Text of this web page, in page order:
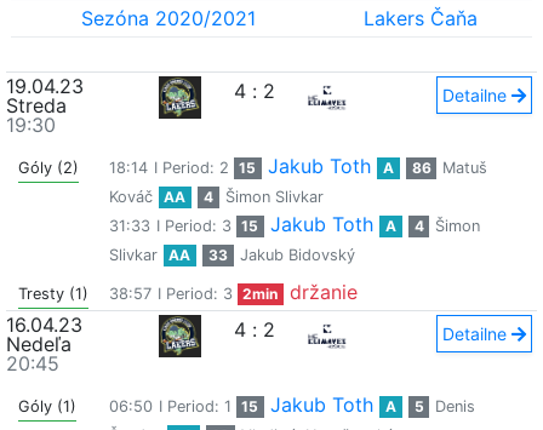
Sezóna 2020/2021
Lakers Čaňa
19.04.23
Streda
19:30
4 : 2 Detailne
Góly (2) 18:14 I Period: 2 15 Jakub Toth A 86
Matuš
Kováč
AA 4
Šimon Slivkar
31:33 I Period: 3 15 Jakub Toth A 4
Šimon
Slivkar
AA 33 Jakub Bidovský
Tresty (1) 38:57 I Period: 3 2min
držanie
16.04.23
Nedeľa
20:45
4 : 2 Detailne
Góly (1) 06:50 I Period: 1 15 Jakub Toth A 5
Denis